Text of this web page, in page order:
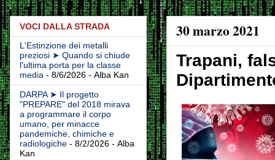
30 marzo 2021
Trapani,
VOCI DALLA STRADA
L'Estinzione dei metalli
preziosi ➤ Quando si chiude
l'ultima porta per la classe
media - 8/6/2026 - Alba Kan
DARPA ➤ Il progetto
"PREPARE" del 2018 mirava
a programmare il corpo
umano, per minacce
pandemiche, chimiche e
radiologiche - 8/2/2026 - Alba
Kan